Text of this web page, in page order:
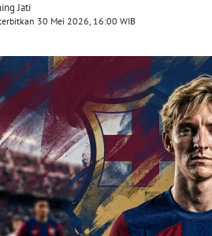
Jati
30 Mei 2026, 16:00 WIB